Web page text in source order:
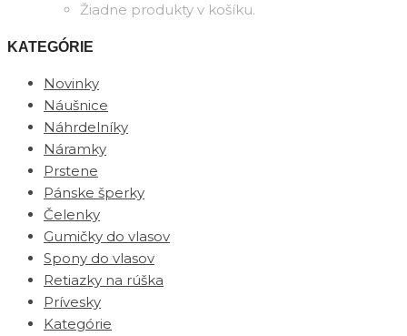
Žiadne produkty v košíku.
KATEGÓRIE
Novinky
Náušnice
Náhrdelníky
Náramky
Prstene
Pánske šperky
Čelenky
Gumičky do vlasov
Spony do vlasov
Retiazky na rúška
Prívesky
Kategórie